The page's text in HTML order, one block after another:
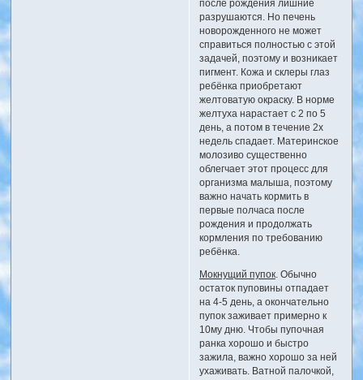
после рождения лишние
разрушаются. Но печень
новорожденного не может
справиться полностью с этой
задачей, поэтому и возникает
пигмент. Кожа и склеры глаз
ребёнка приобретают
желтоватую окраску. В норме
желтуха нарастает с 2 по 5
день, а потом в течение 2х
недель спадает. Материнское
молозиво существенно
облегчает этот процесс для
организма малыша, поэтому
важно начать кормить в
первые полчаса после
рождения и продолжать
кормления по требованию
ребёнка.
Мокнущий пупок. Обычно
остаток пуповины отпадает
на 4-5 день, а окончательно
пупок заживает примерно к
10му дню. Чтобы пупочная
ранка хорошо и быстро
зажила, важно хорошо за ней
ухаживать. Ватной палочкой,